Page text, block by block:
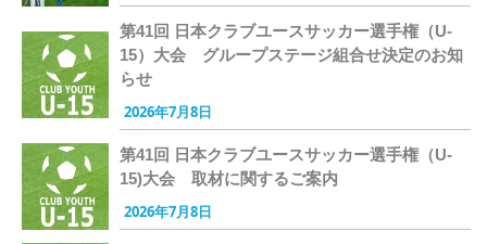
第41回 日本クラブユースサッカー選手権（U-
15）大会 グループステージ組合せ決定のお知
らせ
2026年7月8日
第41回 日本クラブユースサッカー選手権（U-
15)大会 取材に関するご案内
2026年7月8日